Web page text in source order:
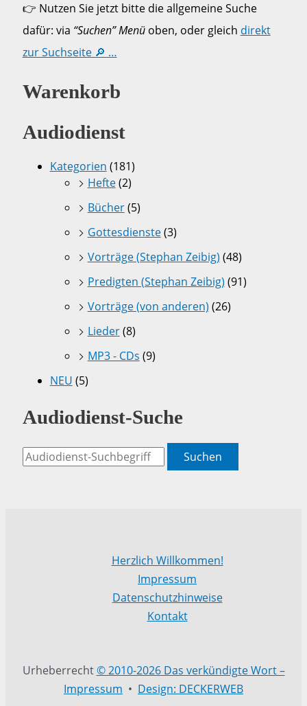
👉 Nutzen Sie jetzt bitte die allgemeine Suche
dafür: via “Suchen” Menüoben, oder gleich direkt
zur Suchseite 🔎 …
Warenkorb
Audiodienst
Kategorien (181)
Hefte(2)
Bücher(5)
Gottesdienste(3)
Vorträge (Stephan Zeibig) (48)
Predigten (Stephan Zeibig) (91)
Vorträge (von anderen) (26)
Lieder(8)
MP3 - CDs (9)
NEU (5)
Audiodienst-Suche
Suchen
Herzlich Willkommen!
Impressum
Datenschutzhinweise
Kontakt
Urheberrecht© 2010-2026 Das verkündigte Wort –
Impressum • Design: DECKERWEB